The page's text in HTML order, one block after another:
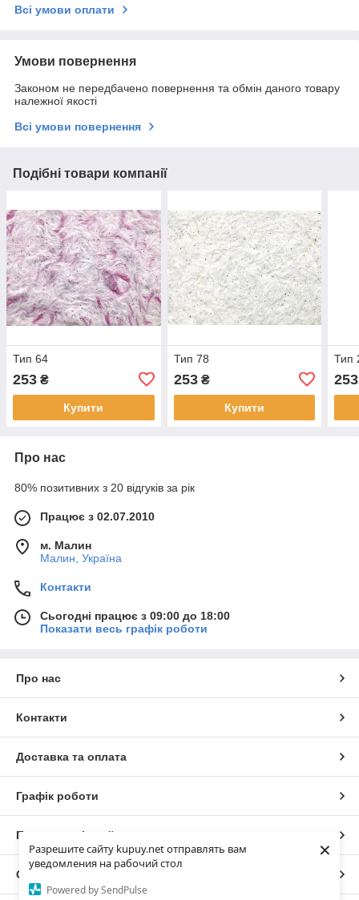
Разрешите сайту kupuy.net отправлять вам
уведомления на рабочий стол
Powered by SendPulse
×
Всі умови оплати
Умови повернення
Законом не передбачено повернення та обмін даного товару
належної якості
Всі умови повернення
Подібні товари компанії
Тип 64
253 ₴
Купити
Тип 78
253₴
Купити
Тип
253
Про нас
80% позитивних з 20 відгуків за рік
Працює з 02.07.2010
м. Малин
Малин, Україна
Контакти
Сьогодні працює з 09:00 до 18:00
Показати весь графік роботи
Про нас
Контакти
Доставка та оплата
Графік роботи
Повна версія сайту
Сайт створено на маркетплейсі